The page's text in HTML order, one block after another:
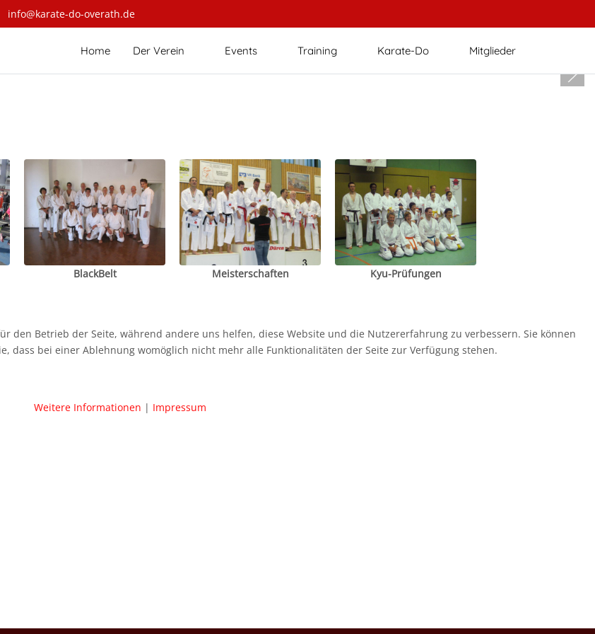
info@karate-do-overath.de
Home Der Verein Events Training Karate-Do Mitglieder
BlackBelt Meisterschaften Kyu-Prüfungen
den Betrieb der Seite, während andere uns helfen, diese Website und die Nutzererfahrung zu verbessern. Sie können
dass bei einer Ablehnung womöglich nicht mehr alle Funktionalitäten der Seite zur Verfügung stehen.
Weitere Informationen | Impressum